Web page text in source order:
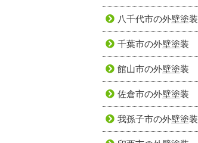
八千代市の外壁塗装
千葉市の外壁塗装
館山市の外壁塗装
佐倉市の外壁塗装
我孫子市の外壁塗装